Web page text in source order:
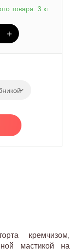
товара: 3 кг
+
кремчизом,
мастикой на